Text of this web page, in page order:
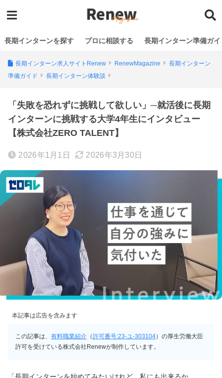
長期インターンを探す プロに相談する 長期インターン準備ガイ
長期インターン求人サイトRenew RenewMagazine
長期インターン
準備ガイド
長期インターン体験談
「失敗を恐れずに挑戦して欲しい」─就活後に長期
インターンに挑戦する大学4年生にインタビュー
【株式会社ZERO TALENT】
2026年1月1日 2026年3月30日
本記事は広告を含みます
この記事は、有料職業紹介 （許可番号:23-ユ-303104）の厚生労働大臣
許可を受けている株式会社Renewが制作しています。